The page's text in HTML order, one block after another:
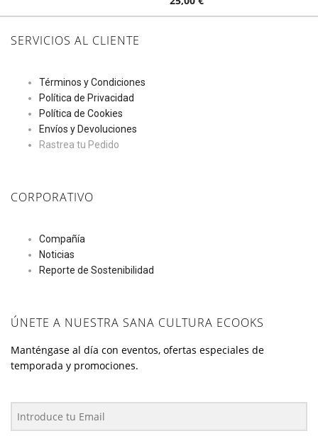
SERVICIOS AL CLIENTE
Términos y Condiciones
Política de Privacidad
Política de Cookies
Envíos y Devoluciones
Rastrea tu Pedido
CORPORATIVO
Compañía
Noticias
Reporte de Sostenibilidad
ÚNETE A NUESTRA SANA CULTURA ECOOKS
Manténgase al día con eventos, ofertas especiales de
temporada y promociones.